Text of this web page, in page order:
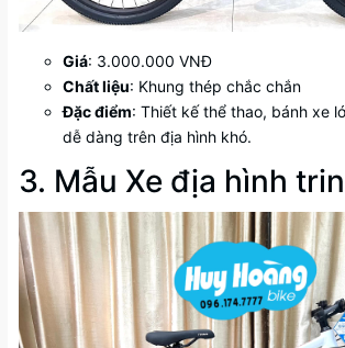
Giá: 3.000.000 VNĐ
Chất liệu: Khung thép chắc chắn
Đặc điểm: Thiết kế thể thao, bánh xe
dễ dàng trên địa hình khó.
3. Mẫu Xe địa hình